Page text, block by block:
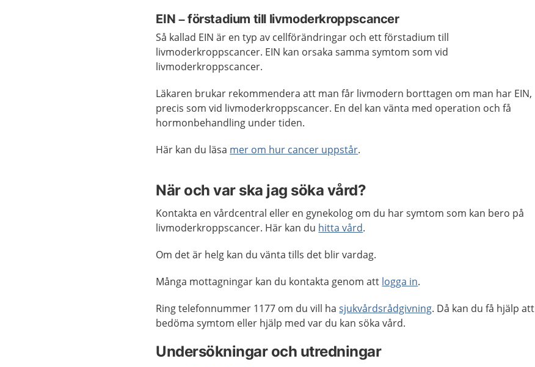
EIN – förstadium till livmoderkroppscancer
Så kallad EIN är en typ av cellförändringar och ett förstadium till
livmoderkroppscancer. EIN kan orsaka samma symtom som vid
livmoderkroppscancer.
Läkaren brukar rekommendera att man får livmodern borttagen om man har EIN,
precis som vid livmoderkroppscancer. En del kan vänta med operation och få
hormonbehandling under tiden.
Här kan du läsa mer om hur cancer uppstår.
När och var ska jag söka vård?
Kontakta en vårdcentral eller en gynekolog om du har symtom som kan bero på
livmoderkroppscancer. Här kan du hitta vård.
Om det är helg kan du vänta tills det blir vardag.
Många mottagningar kan du kontakta genom att logga in.
Ring telefonnummer 1177 om du vill hasjukvårdsrådgivning. Då kan du få hjälp att
bedöma symtom eller hjälp med var du kan söka vård.
Undersökningar och utredningar